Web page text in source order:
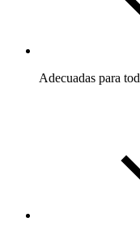
Adecuadas para